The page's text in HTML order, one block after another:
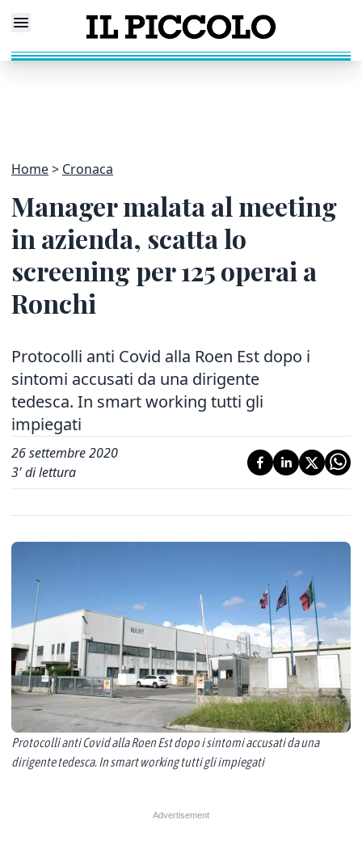
Home Cronaca
Manager malata al meeting
in azienda, scatta lo
screening per 125 operai a
Ronchi
Protocolli anti Covid alla Roen Est dopo i
sintomi accusati da una dirigente
tedesca. In smart working tutti gli
impiegati
26 settembre 2020
3' di lettura
Protocolli anti Covid alla Roen Est dopo i sintomi accusati da una
dirigente tedesca. In smart working tutti gli impiegati